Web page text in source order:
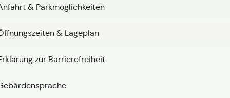
& Parkmöglichkeiten
& Lageplan
zur Barrierefreiheit